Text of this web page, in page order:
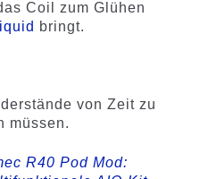
Coil zum Glühen
bringt.
von Zeit zu
müssen.
R40 Pod Mod: